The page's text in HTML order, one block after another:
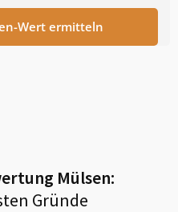
Wert ermitteln
Mülsen:
Gründe